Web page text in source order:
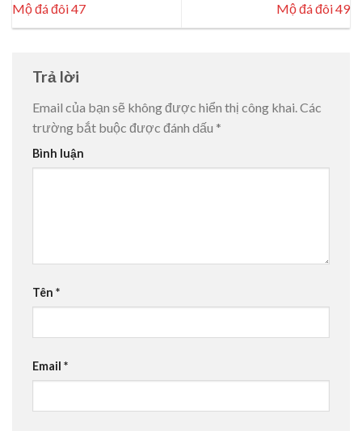
Mộ đá đôi 47 Mộ đá đôi 49
Trả lời
Email của bạn sẽ không được hiển thị công khai.Các
trường bắt buộc được đánh dấu *
Bình luận
Tên *
Email *